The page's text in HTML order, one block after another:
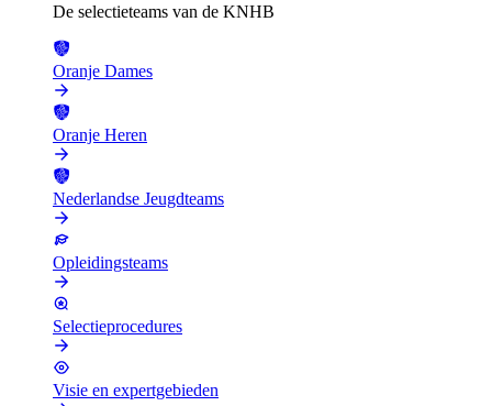
De selectieteams van de KNHB
Oranje Dames
Oranje Heren
Nederlandse Jeugdteams
Opleidingsteams
Selectieprocedures
Visie en expertgebieden